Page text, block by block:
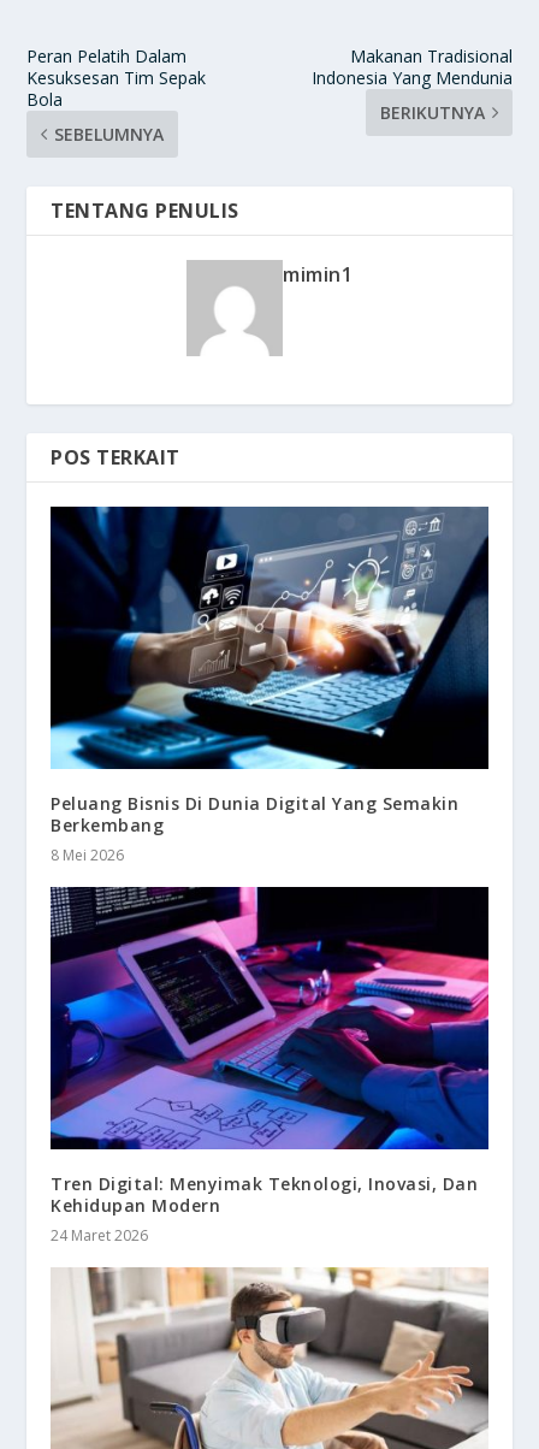
Peran Pelatih Dalam
Kesuksesan Tim Sepak
Bola
SEBELUMNYA
Makanan Tradisional
Indonesia Yang Mendunia
BERIKUTNYA
TENTANG PENULIS
mimin1
POS TERKAIT
Peluang Bisnis Di Dunia Digital Yang Semakin
Berkembang
8 Mei 2026
Tren Digital: Menyimak Teknologi, Inovasi, Dan
Kehidupan Modern
24 Maret 2026